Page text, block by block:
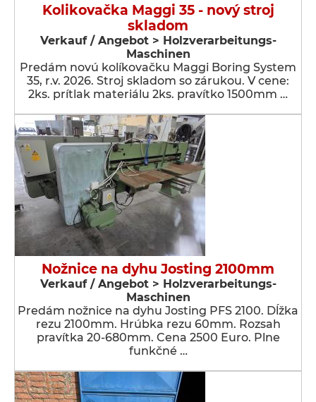
Kolikovačka Maggi 35 - nový stroj
skladom
Verkauf / Angebot > Holzverarbeitungs-
Maschinen
Predám novú kolíkovačku Maggi Boring System
35, r.v. 2026. Stroj skladom so zárukou. V cene:
2ks. prítlak materiálu 2ks. pravítko 1500mm …
Nožnice na dyhu Josting 2100mm
Verkauf / Angebot > Holzverarbeitungs-
Maschinen
Predám nožnice na dyhu Josting PFS 2100. Dĺžka
rezu 2100mm. Hrúbka rezu 60mm. Rozsah
pravítka 20-680mm. Cena 2500 Euro. Plne
funkčné …